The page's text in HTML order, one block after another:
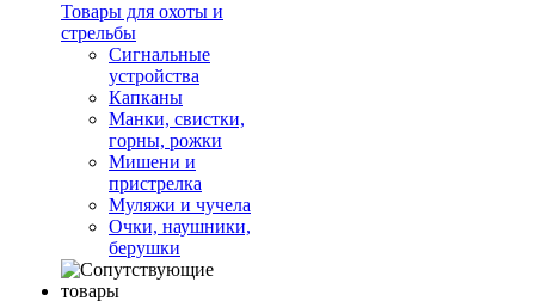
Товары для охоты и
стрельбы
Сигнальные
устройства
Капканы
Манки, свистки,
горны, рожки
Мишени и
пристрелка
Муляжи и чучела
Очки, наушники,
берушки